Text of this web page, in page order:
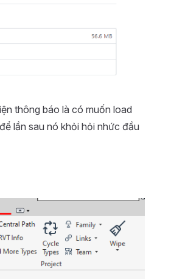
thông báo là có muốn load
lần sau nó khỏi hỏi nhức đầu